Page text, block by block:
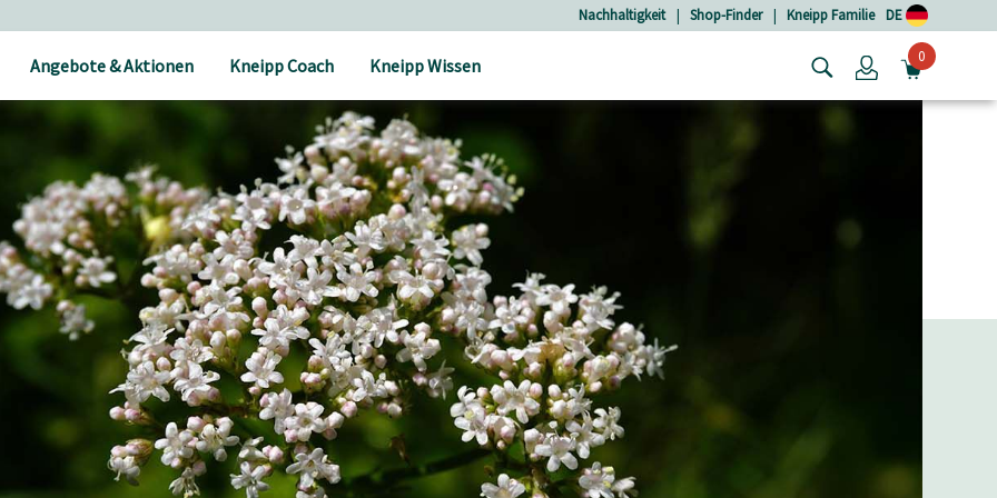
Nachhaltigkeit | Shop-Finder | Kneipp Familie DE
Angebote & Aktionen Kneipp Coach Kneipp Wissen Login0